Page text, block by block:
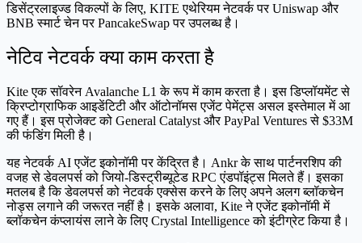
डिसेंट्रलाइज्ड विकल्पों के लिए, KITE एथेरियम नेटवर्क पर Uniswap और
BNB स्मार्ट चेन पर PancakeSwap पर उपलब्ध है।
नेटिव नेटवर्क क्या काम करता है
Kite एक सॉवरेन Avalanche L1 के रूप में काम करता है। इस डिप्लॉयमेंट से
क्रिप्टोग्राफिक आइडेंटिटी और ऑटोनॉमस एजेंट पेमेंट्स असल इस्तेमाल में आ
गए हैं। इस प्रोजेक्ट को General Catalyst और PayPal Ventures से $33M
की फंडिंग मिली है।
यह नेटवर्क AI एजेंट इकोनॉमी पर केंद्रित है। Ankr के साथ पार्टनरशिप की
वजह से डेवलपर्स को जियो-डिस्ट्रीब्यूटेड RPC एंडपॉइंट्स मिलते हैं। इसका
मतलब है कि डेवलपर्स को नेटवर्क एक्सेस करने के लिए अपने अलग ब्लॉकचेन
नोड्स लगाने की जरूरत नहीं है। इसके अलावा, Kite ने एजेंट इकोनॉमी में
ब्लॉकचेन कंप्लायंस लाने के लिए Crystal Intelligence को इंटीग्रेट किया है।